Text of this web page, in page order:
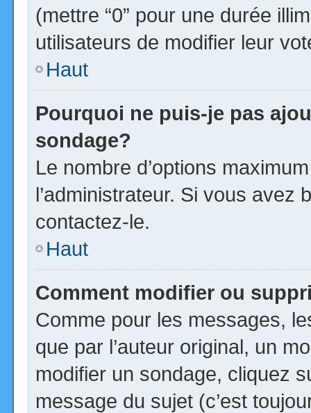
(mettre “0” pour une durée
utilisateurs de modifier leur
Haut
Pourquoi ne puis-je pas
sondage?
Le nombre d’options
l’administrateur. Si vous avez
contactez-le.
Haut
Comment modifier ou
Comme pour les messages,
que par l’auteur original, un
modifier un sondage, cliquez
message du sujet (c’est